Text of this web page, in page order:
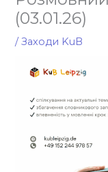
(03.01.26)
/Заходи KuB